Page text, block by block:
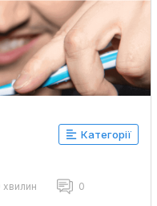
Категорії
хвилин 0